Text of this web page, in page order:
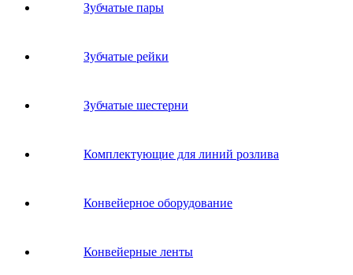
Зубчатые пары
Зубчатые рейки
Зубчатые шестерни
Комплектующие для линий розлива
Конвейерное оборудование
Конвейерные ленты